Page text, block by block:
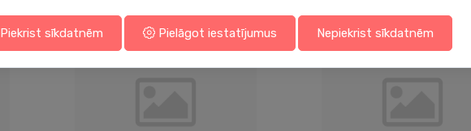
Piekrist sīkdatnēm Pielāgot iestatījumus Nepiekrist sīkdatnēm